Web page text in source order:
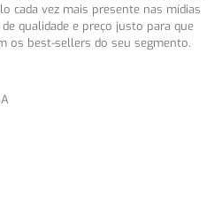
cada vez mais presente nas mídias
qualidade e preço justo para que
os best-sellers do seu segmento.